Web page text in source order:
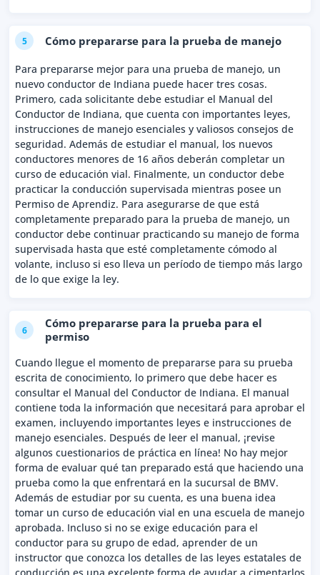
5 Cómo prepararse para la prueba de manejo
Para prepararse mejor para una prueba de manejo, un
nuevo conductor de Indiana puede hacer tres cosas.
Primero, cada solicitante debe estudiar el Manual del
Conductor de Indiana, que cuenta con importantes leyes,
instrucciones de manejo esenciales y valiosos consejos de
seguridad. Además de estudiar el manual, los nuevos
conductores menores de 16 años deberán completar un
curso de educación vial. Finalmente, un conductor debe
practicar la conducción supervisada mientras posee un
Permiso de Aprendiz. Para asegurarse de que está
completamente preparado para la prueba de manejo, un
conductor debe continuar practicando su manejo de forma
supervisada hasta que esté completamente cómodo al
volante, incluso si eso lleva un período de tiempo más largo
de lo que exige la ley.
6
Cómo prepararse para la prueba para el
permiso
Cuando llegue el momento de prepararse para su prueba
escrita de conocimiento, lo primero que debe hacer es
consultar el Manual del Conductor de Indiana. El manual
contiene toda la información que necesitará para aprobar el
examen, incluyendo importantes leyes e instrucciones de
manejo esenciales. Después de leer el manual, ¡revise
algunos cuestionarios de práctica en línea! No hay mejor
forma de evaluar qué tan preparado está que haciendo una
prueba como la que enfrentará en la sucursal de BMV.
Además de estudiar por su cuenta, es una buena idea
tomar un curso de educación vial en una escuela de manejo
aprobada. Incluso si no se exige educación para el
conductor para su grupo de edad, aprender de un
instructor que conozca los detalles de las leyes estatales de